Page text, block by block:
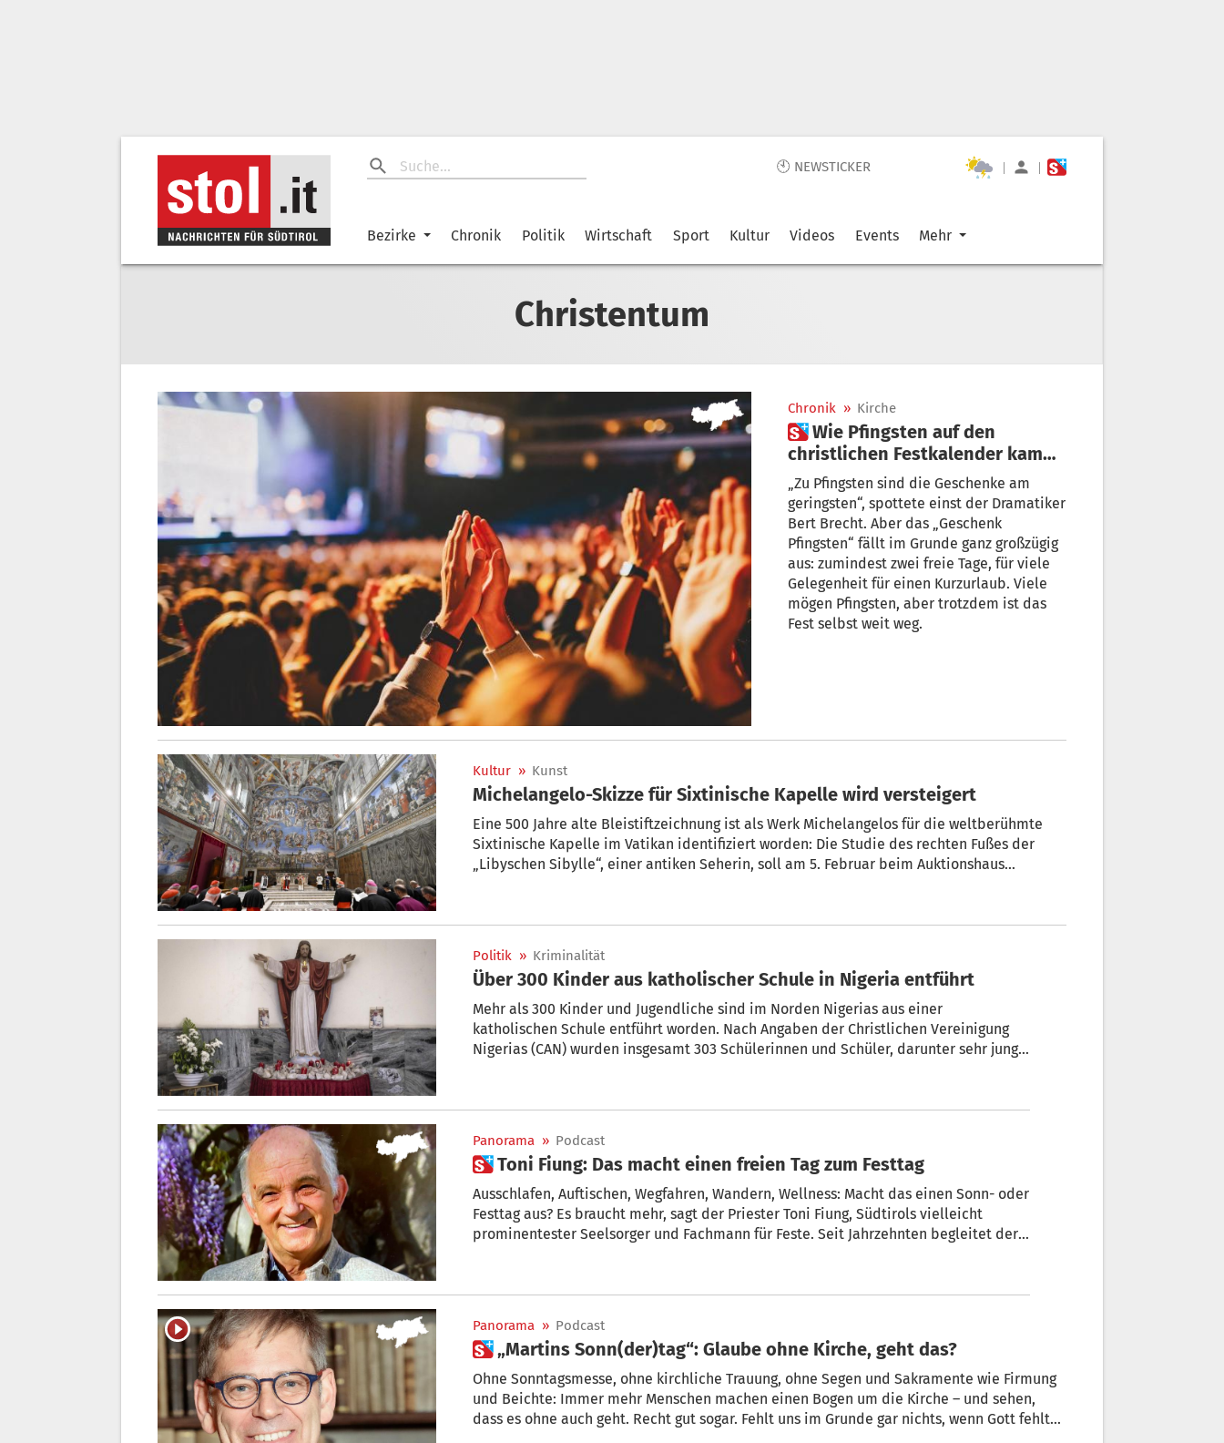
🕙 NEWSTICKER | |
Bezirke Chronik Politik Wirtschaft Sport Kultur Videos Events Mehr
Christentum
Chronik » Kirche
 Wie Pfingsten auf den
christlichen Festkalender kam
und was es heute bedeutet
„Zu Pfingsten sind die Geschenke am
geringsten“, spottete einst der Dramatiker
Bert Brecht. Aber das „Geschenk
Pfingsten“ fällt im Grunde ganz großzügig
aus: zumindest zwei freie Tage, für viele
Gelegenheit für einen Kurzurlaub. Viele
mögen Pfingsten, aber trotzdem ist das
Fest selbst weit weg.
Kultur » Kunst
Michelangelo-Skizze für Sixtinische Kapelle wird versteigert
Eine 500 Jahre alte Bleistiftzeichnung ist als Werk Michelangelos für die weltberühmte
Sixtinische Kapelle im Vatikan identifiziert worden: Die Studie des rechten Fußes der
„Libyschen Sibylle“, einer antiken Seherin, soll am 5. Februar beim Auktionshaus
Politik » Kriminalität
Über 300 Kinder aus katholischer Schule in Nigeria entführt
Mehr als 300 Kinder und Jugendliche sind im Norden Nigerias aus einer
katholischen Schule entführt worden. Nach Angaben der Christlichen Vereinigung
Nigerias (CAN) wurden insgesamt 303 Schülerinnen und Schüler, darunter sehr junge
Freitagmorgen überfallen.
Panorama » Podcast
 Toni Fiung: Das macht einen freien Tag zum Festtag
Ausschlafen, Auftischen, Wegfahren, Wandern, Wellness: Macht das einen Sonn- oder
Festtag aus? Es braucht mehr, sagt der Priester Toni Fiung, Südtirols vielleicht
prominentester Seelsorger und Fachmann für Feste. Seit Jahrzehnten begleitet der
Panorama » Podcast
 „Martins Sonn(der)tag“: Glaube ohne Kirche, geht das?
Ohne Sonntagsmesse, ohne kirchliche Trauung, ohne Segen und Sakramente wie Firmung
und Beichte: Immer mehr Menschen machen einen Bogen um die Kirche – und sehen,
dass es ohne auch geht. Recht gut sogar. Fehlt uns im Grunde gar nichts, wenn Gott fehlt?